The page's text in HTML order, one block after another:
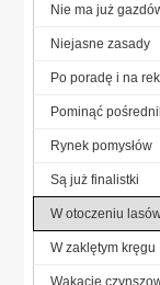
Nie ma już
Niejasne zasady
Po poradę i na
Pominąć
Rynek pomysłów
Są już finalistki
W otoczeniu
W zaklętym kręgu
Wakacje